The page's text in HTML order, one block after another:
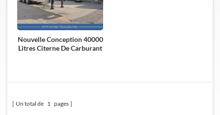
Nouvelle Conception 40000
Litres Citerne De Carburant
Un total de 1 pages